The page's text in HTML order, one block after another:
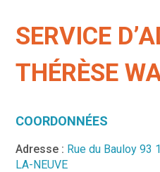
SERVICE
THÉRÈSE
COORDONNÉES
Adresse : Rue du Bauloy 93
LA-NEUVE